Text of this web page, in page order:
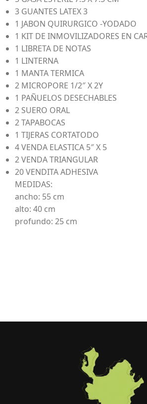
3 GUANTES LATEX 3
1 JABON QUIRURGICO -YODADO
1 KIT DE INMOVILIZADORES EN
1 LIBRETA DE NOTAS
1 LINTERNA
1 MANTA TERMICA
2 MICROPORE 1/2″ X 2Y
1 PAÑUELOS DESECHABLES
2 SUERO ORAL
2 TAPABOCAS
1 TIJERAS CORTATODO
4 VENDA ELASTICA 5″ X 5
2 VENDA TRIANGULAR
20 VENDITA ADHESIVA
MEDIDAS:
ancho: 55 cm
alto: 40 cm
profundo: 25 cm